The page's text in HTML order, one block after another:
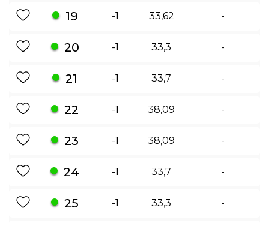
19 -1 33,62 -
20 -1 33,3 -
21 -1 33,7 -
22 -1 38,09 -
23 -1 38,09 -
24 -1 33,7 -
25 -1 33,3 -